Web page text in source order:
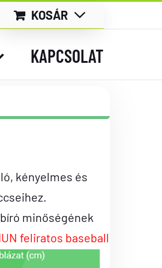
KOSÁR
KAPCSOLAT
kényelmes és
minőségének
feliratos baseball